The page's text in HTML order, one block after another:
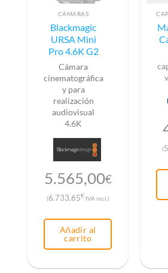
CÁMARAS
Blackmagic
URSA Mini
Pro 4.6K G2
Cámara
cinematográfica
y para
realización
audiovisual
4.6K
5.565,00€
(6.733,65€IVA incl.)
Añadir al
carrito
(